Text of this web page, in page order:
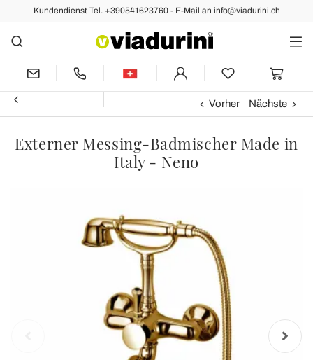
Kundendienst Tel. +390541623760 - E-Mail an info@viadurini.ch
Vorher Nächste
Externer Messing-Badmischer Made in
Italy - Neno